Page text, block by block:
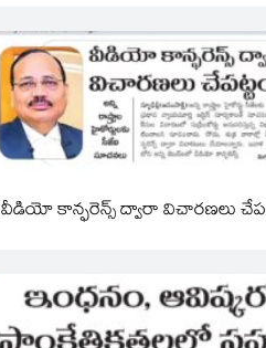
వీడియో కాన్ఫరెన్స్ ద్వారా విచారణలు